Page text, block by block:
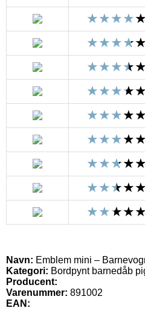
Navn: Emblem mini –
Kategori: Bordpynt barnedåb
Producent:
Varenummer: 891002
EAN: